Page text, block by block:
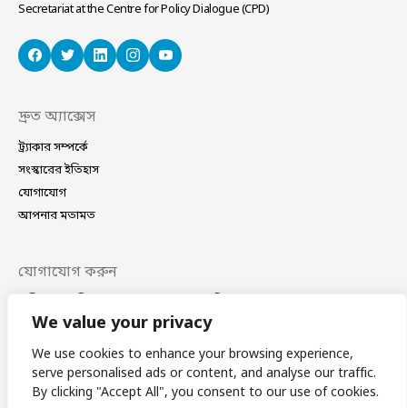
We value your privacy
We use cookies to enhance your browsing experience,
serve personalised ads or content, and analyse our traffic.
By clicking "Accept All", you consent to our use of cookies.
Secretariat at the Centre for Policy Dialogue (CPD)
দ্রুত অ্যাক্সেস
ট্র্যাকার সম্পর্কে
সংস্কারের ইতিহাস
যোগাযোগ
আপনার মতামত
যোগাযোগ করুন
ফোন(+88 02) 41021780, 41024781
coordinator@bdplatform4sdgs.net
সাবস্ক্রাইব